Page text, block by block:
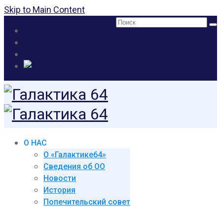
Skip to Main Content
Поиск:
О НАС
О «Галактике64»
Сведения об ОО
Новости
История
Попечительский совет